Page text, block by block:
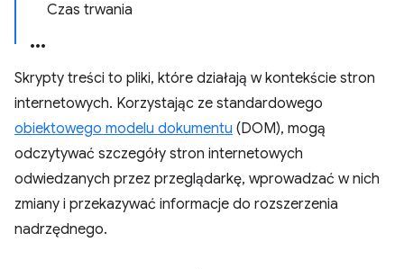
Czas trwania
Skrypty treści to pliki, które działają w kontekście stron
internetowych. Korzystając ze standardowego
obiektowego modelu dokumentu (DOM), mogą
odczytywać szczegóły stron internetowych
odwiedzanych przez przeglądarkę, wprowadzać w nich
zmiany i przekazywać informacje do rozszerzenia
nadrzędnego.